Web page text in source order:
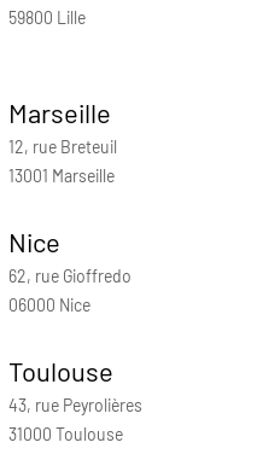
59800 Lille
Marseille
12, rue Breteuil
13001 Marseille
Nice
62, rue Gioffredo
06000 Nice
Toulouse
43, rue Peyrolières
31000 Toulouse